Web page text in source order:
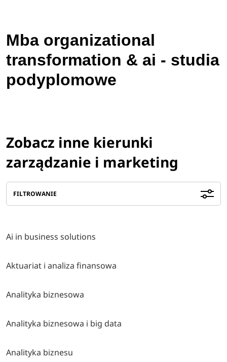
Mba organizational
transformation & ai - studia
podyplomowe
Zobacz inne kierunki
zarządzanie i marketing
FILTROWANIE
Ai in business solutions
Aktuariat i analiza finansowa
Analityka biznesowa
Analityka biznesowa i big data
Analityka biznesu